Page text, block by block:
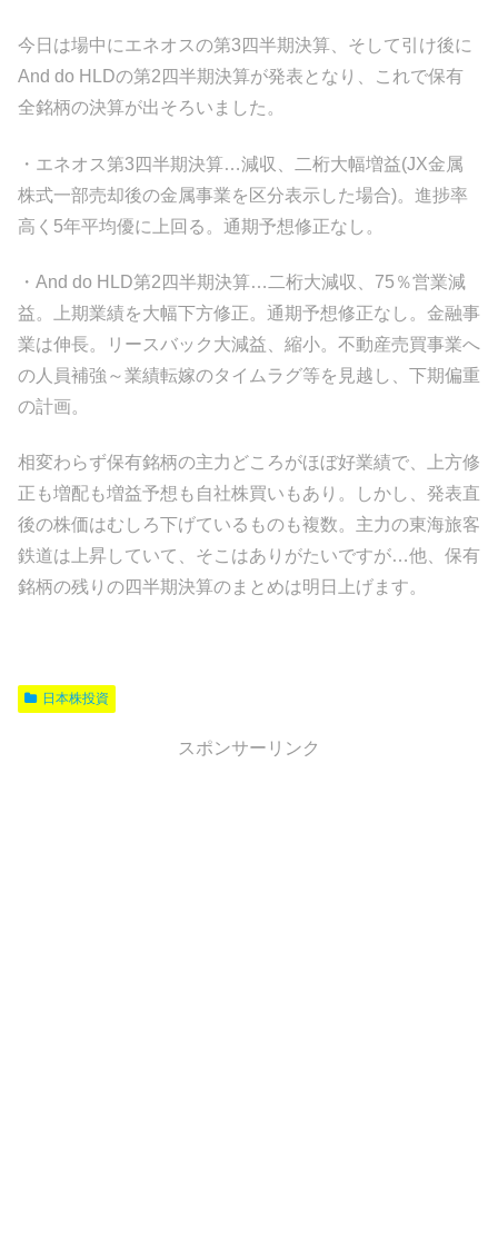
今日は場中にエネオスの第3四半期決算、そして引け後に
And do HLDの第2四半期決算が発表となり、これで保有
全銘柄の決算が出そろいました。
・エネオス第3四半期決算…減収、二桁大幅増益(JX金属
株式一部売却後の金属事業を区分表示した場合)。進捗率
高く5年平均優に上回る。通期予想修正なし。
・And do HLD第2四半期決算…二桁大減収、75％営業減
益。上期業績を大幅下方修正。通期予想修正なし。金融事
業は伸長。リースバック大減益、縮小。不動産売買事業へ
の人員補強～業績転嫁のタイムラグ等を見越し、下期偏重
の計画。
相変わらず保有銘柄の主力どころがほぼ好業績で、上方修
正も増配も増益予想も自社株買いもあり。しかし、発表直
後の株価はむしろ下げているものも複数。主力の東海旅客
鉄道は上昇していて、そこはありがたいですが…他、保有
銘柄の残りの四半期決算のまとめは明日上げます。
日本株投資
スポンサーリンク